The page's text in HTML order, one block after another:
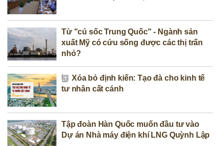
Từ "cú sốc Trung Quốc" - Ngành sản
xuất Mỹ có cứu sống được các thị trấn
nhỏ?
Xóa bỏ định kiến: Tạo đà cho kinh tế
tư nhân cất cánh
Tập đoàn Hàn Quốc muốn đầu tư vào
Dự án Nhà máy điện khí LNG Quỳnh Lập